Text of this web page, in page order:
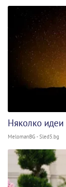
Няколко идеи
MelomanBG - Sled5.bg